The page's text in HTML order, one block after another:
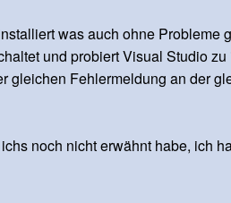
was auch ohne Probleme
und probiert Visual Studio
gleichen Fehlermeldung an der
noch nicht erwähnt habe, ich